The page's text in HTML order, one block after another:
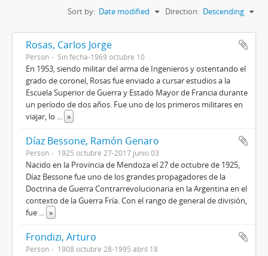
Sort by: Date modified Direction: Descending
Rosas, Carlos Jorge
Person Sin fecha-1969 octubre 10
En 1953, siendo militar del arma de Ingenieros y ostentando el
grado de coronel, Rosas fue enviado a cursar estudios a la
Escuela Superior de Guerra y Estado Mayor de Francia durante
un período de dos años. Fue uno de los primeros militares en
viajar, lo ... »
Díaz Bessone, Ramón Genaro
Person 1925 octubre 27-2017 junio 03
Nacido en la Provincia de Mendoza el 27 de octubre de 1925,
Díaz Bessone fue uno de los grandes propagadores de la
Doctrina de Guerra Contrarrevolucionaria en la Argentina en el
contexto de la Guerra Fría. Con el rango de general de división,
fue ... »
Frondizi, Arturo
Person 1908 octubre 28-1995 abril 18